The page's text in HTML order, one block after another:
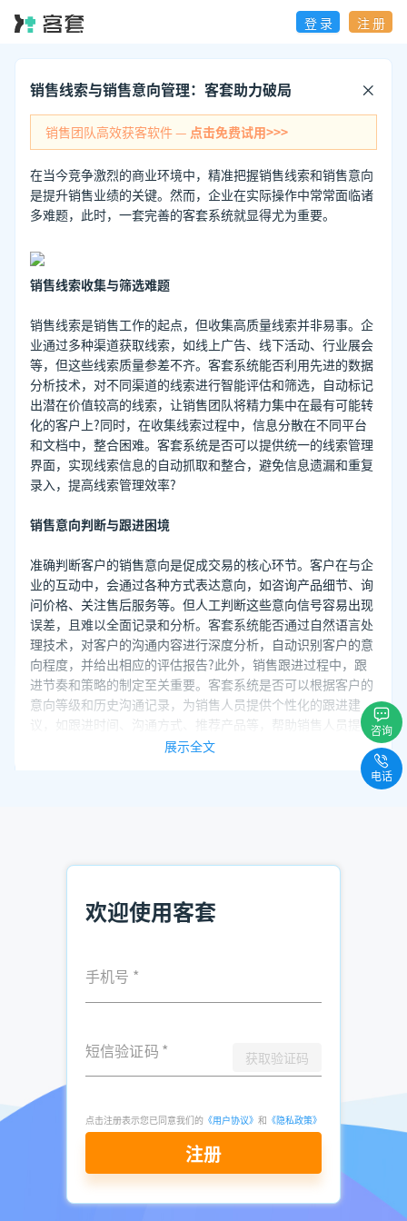
登 录 注 册
销售线索与销售意向管理：客套助力破局
销售团队高效获客软件 — 点击免费试用>>>
在当今竞争激烈的商业环境中，精准把握销售线索和销售意向
是提升销售业绩的关键。然而，企业在实际操作中常常面临诸
多难题，此时，一套完善的客套系统就显得尤为重要。
销售线索收集与筛选难题
销售线索是销售工作的起点，但收集高质量线索并非易事。企
业通过多种渠道获取线索，如线上广告、线下活动、行业展会
等，但这些线索质量参差不齐。客套系统能否利用先进的数据
分析技术，对不同渠道的线索进行智能评估和筛选，自动标记
出潜在价值较高的线索，让销售团队将精力集中在最有可能转
化的客户上?同时，在收集线索过程中，信息分散在不同平台
和文档中，整合困难。客套系统是否可以提供统一的线索管理
界面，实现线索信息的自动抓取和整合，避免信息遗漏和重复
录入，提高线索管理效率?
销售意向判断与跟进困境
准确判断客户的销售意向是促成交易的核心环节。客户在与企
业的互动中，会通过各种方式表达意向，如咨询产品细节、询
问价格、关注售后服务等。但人工判断这些意向信号容易出现
误差，且难以全面记录和分析。客套系统能否通过自然语言处
理技术，对客户的沟通内容进行深度分析，自动识别客户的意
向程度，并给出相应的评估报告?此外，销售跟进过程中，跟
进节奏和策略的制定至关重要。客套系统是否可以根据客户的
意向等级和历史沟通记录，为销售人员提供个性化的跟进建
议，如跟进时间、沟通方式、推荐产品等，帮助销售人员提高
致工作衔接不畅，影响销售效率。客套系统能否提供便捷的团
售流程的顺畅进行?同时，随着数据的重要性日益凸显，数据
安全问题也不容忽视。客套系统是否具备严格的数据加密和访
一套功能强大、智能高效的客套系统对于解决销售线索和销售
意向管理中的问题具有至关重要的作用。它可以帮助企业提高
线索质量、准确判断意向、优化跟进策略、加强团队协作、保
障数据安全，从而提升整体销售业绩，在激烈的市场竞争中立
于不败之地。
展示全文
欢迎使用客套
手机号 *
短信验证码 * 获取验证码
点击注册表示您已同意我们的 《用户协议》 和 《隐私政策》
注册
咨询
电话